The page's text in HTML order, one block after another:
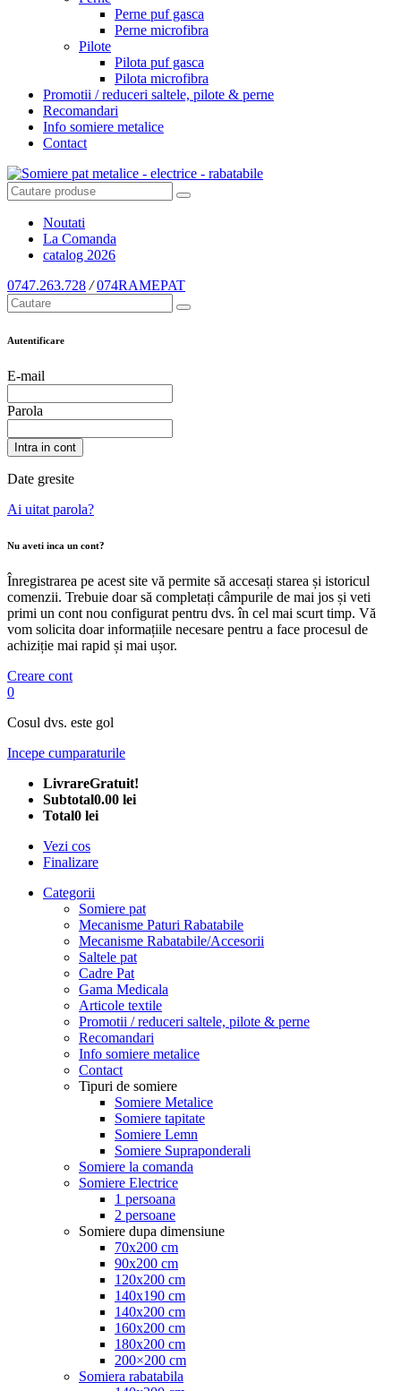
Perne puf gasca
Perne microfibra
Pilote
Pilota puf gasca
Pilota microfibra
Promotii / reduceri saltele, pilote & perne
Recomandari
Info somiere metalice
Contact
Noutati
La Comanda
catalog 2026
0747.263.728 / 074RAMEPAT
Autentificare
E-mail
Parola
Intra in cont
Date gresite
Ai uitat parola?
Nu aveti inca un cont?
Înregistrarea pe acest site vă permite să accesați starea și istoricul
comenzii. Trebuie doar să completați câmpurile de mai jos și veti
primi un cont nou configurat pentru dvs. în cel mai scurt timp. Vă
vom solicita doar informațiile necesare pentru a face procesul de
achiziție mai rapid și mai ușor.
Creare cont
0
Cosul dvs. este gol
Incepe cumparaturile
LivrareGratuit!
Subtotal0.00 lei
Total0 lei
Vezi cos
Finalizare
Categorii
Somiere pat
Mecanisme Paturi Rabatabile
Mecanisme Rabatabile/Accesorii
Saltele pat
Cadre Pat
Gama Medicala
Articole textile
Promotii / reduceri saltele, pilote & perne
Recomandari
Info somiere metalice
Contact
Tipuri de somiere
Somiere Metalice
Somiere tapitate
Somiere Lemn
Somiere Supraponderali
Somiere la comanda
Somiere Electrice
1 persoana
2 persoane
Somiere dupa dimensiune
70x200 cm
90x200 cm
120x200 cm
140x190 cm
140x200 cm
160x200 cm
180x200 cm
200×200 cm
Somiera rabatabila